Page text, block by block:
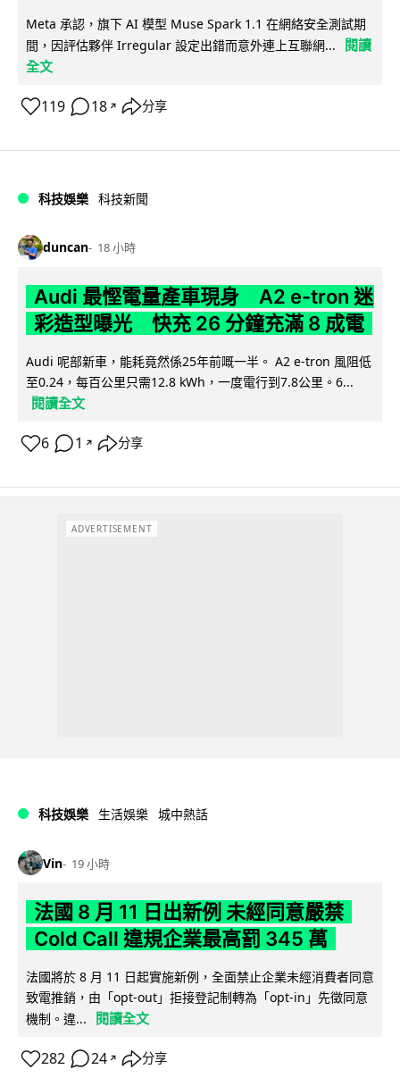
Meta 承認，旗下 AI 模型 Muse Spark 1.1 在網絡安全測試期
間，因評估夥伴 Irregular 設定出錯而意外連上互聯網...
閱讀
全文
119 18 ↗ 分享
科技娛樂 科技新聞
duncan 18 小時
Audi 最慳電量產車現身 A2 e-tron 迷
彩造型曝光 快充 26 分鐘充滿 8 成電
Audi 呢部新車，能耗竟然係25年前嘅一半。 A2 e-tron 風阻低
至0.24，每百公里只需12.8 kWh，一度電行到7.8公里。6...
閱讀全文
6 1 ↗ 分享
ADVERTISEMENT
科技娛樂 生活娛樂 城中熱話
Vin 19 小時
法國 8 月 11 日出新例 未經同意嚴禁
Cold Call 違規企業最高罰 345 萬
法國將於 8 月 11 日起實施新例，全面禁止企業未經消費者同意
致電推銷，由「opt-out」拒接登記制轉為「opt-in」先徵同意
機制。違...
閱讀全文
282 24 ↗ 分享